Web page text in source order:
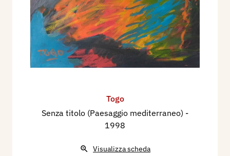
Togo
Senza titolo (Paesaggio mediterraneo) -
1998
Visualizza scheda